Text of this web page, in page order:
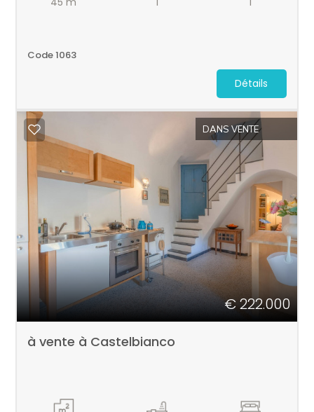
Code 1063
Détails
DANS VENTE
€ 222.000
à vente à Castelbianco